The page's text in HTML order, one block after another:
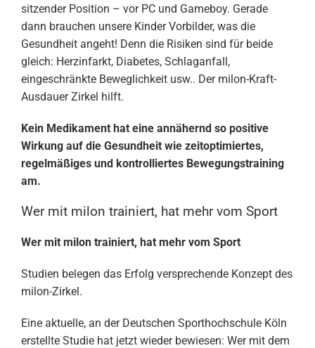
sitzender Position – vor PC und Gameboy. Gerade
dann brauchen unsere Kinder Vorbilder, was die
Gesundheit angeht! Denn die Risiken sind für beide
gleich: Herzinfarkt, Diabetes, Schlaganfall,
eingeschränkte Beweglichkeit usw.. Der milon-Kraft-
Ausdauer Zirkel hilft.
Kein Medikament hat eine annähernd so positive
Wirkung auf die Gesundheit wie zeitoptimiertes,
regelmäßiges und kontrolliertes Bewegungstraining
am.
Wer mit milon trainiert, hat mehr vom Sport
Wer mit milon trainiert, hat mehr vom Sport
Studien belegen das Erfolg versprechende Konzept des
milon-Zirkel.
Eine aktuelle, an der Deutschen Sporthochschule Köln
erstellte Studie hat jetzt wieder bewiesen: Wer mit dem